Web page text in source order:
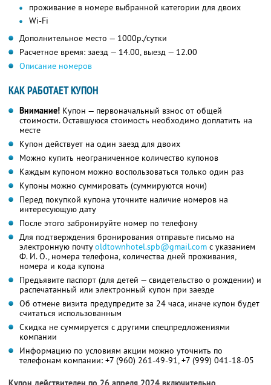
проживание в номере выбранной категории для двоих
Wi-Fi
Дополнительное место — 1000р./сутки
Расчетное время: заезд — 14.00, выезд — 12.00
Описание номеров
КАК РАБОТАЕТ КУПОН
Внимание! Купон — первоначальный взнос от общей
стоимости. Оставшуюся стоимость необходимо доплатить на
месте
Купон действует на один заезд для двоих
Можно купить неограниченное количество купонов
Каждым купоном можно воспользоваться только один раз
Купоны можно суммировать (суммируются ночи)
Перед покупкой купона уточните наличие номеров на
интересующую дату
После этого забронируйте номер по телефону
Для подтверждения бронирования отправьте письмо на
электронную почтуoldtownhotel.spb@gmail.com с указанием
Ф. И. О.,номера телефона, количества дней проживания,
номера и кода купона
Предъявите паспорт (для детей — свидетельство о рождении) и
распечатанный или электронный купон при заезде
Об отмене визита предупредите за 24 часа, иначе купон будет
считаться использованным
Скидка не суммируется с другими спецпредложениями
компании
Информацию по условиям акции можно уточнить по
телефонам компании: +7 (960) 261-49-91, +7 (999) 041-18-05